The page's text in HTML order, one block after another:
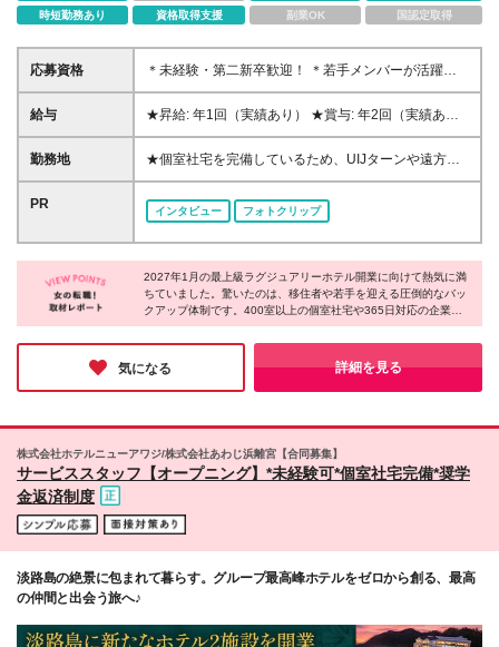
時短勤務あり
資格取得支援 副業OK 国認定取得
応募資格
＊未経験・第二新卒歓迎！ ＊若手メンバーが活躍中
◆学歴不問 ◆「淡路島が好き」「接客を極めたい」
という熱意のある方 ※ホテル・観光業界未経験の方も
ホテルの立ち上げに関わってみたい方 ★おもてなし
で人を笑顔にする仕事がしたい方 ★豊かな自然に囲
給与
★昇給: 年1回（実績あり） ★賞与: 年2回（実績あ
り） ※頑張りを正当に評価します! ◆月給25万800
円〜＋諸手当（固定残業代等含む） ※これまでの経験
みます。 超過分は別途支給します。 ※試用期間2ケ月
勤務地
★個室社宅を完備しているため、UIJターンや遠方か
らの移住も大歓迎！ ホテルニューアワジグループの
ホテル及び 2027年1月開業の新ホテルにて勤務いただ
きます。 《洲本市古茂江海岸 新ホテル》 兵庫県洲本
市小路谷5-1 (変更の範囲)上記を除く当社関連勤務地
PR
インタビュー フォトクリップ
2027年1月の最上級ラグジュアリーホテル開業に向けて熱気に満
ちていました。驚いたのは、移住者や若手を迎える圧倒的なバッ
クアップ体制です。400室以上の個室社宅や365日対応の企業内
保育所を完備し、さらに最長17年の奨学金支援や家族招待制度ま
で用意。未経験からでも安心して接客のプロを目指せる環境があ
り、淡路島から世界へ感動を届けるという強い情熱と温かさを感
じる企業です。
気になる 詳細を見る
株式会社ホテルニューアワジ/株式会社あわじ浜離宮【合同募集】
サービススタッフ【オープニング】*未経験可*個室社宅完備*奨学
金返済制度
淡路島の絶景に包まれて暮らす。グループ最高峰ホテルをゼロから創る、最高
の仲間と出会う旅へ♪